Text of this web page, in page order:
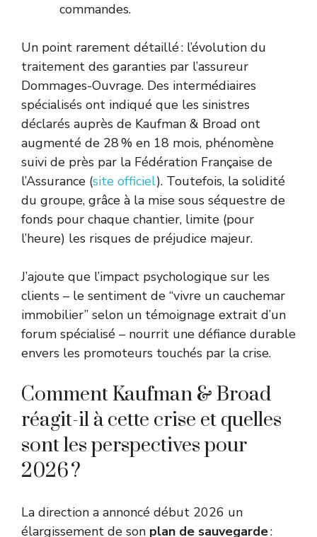
commandes.
Un point rarement détaillé : l’évolution du
traitement des garanties par l’assureur
Dommages-Ouvrage. Des intermédiaires
spécialisés ont indiqué que les sinistres
déclarés auprès de Kaufman & Broad ont
augmenté de 28 % en 18 mois, phénomène
suivi de près par la Fédération Française de
l’Assurance (site officiel). Toutefois, la solidité
du groupe, grâce à la mise sous séquestre de
fonds pour chaque chantier, limite (pour
l’heure) les risques de préjudice majeur.
J’ajoute que l’impact psychologique sur les
clients – le sentiment de “vivre un cauchemar
immobilier” selon un témoignage extrait d’un
forum spécialisé – nourrit une défiance durable
envers les promoteurs touchés par la crise.
Comment Kaufman & Broad
réagit-il à cette crise et quelles
sont les perspectives pour
2026 ?
La direction a annoncé début 2026 un
élargissement de son plan de sauvegarde: